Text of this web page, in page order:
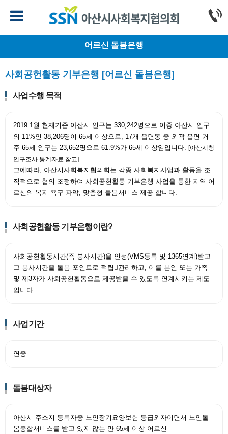
어르신 돌봄은행
사회공헌활동 기부은행 [어르신 돌봄은행]
사업수행 목적
2019.1월 현재기준 아산시 인구는 330,242명으로 이중 아산시 인구
의 11%인 38,206명이 65세 이상으로, 17개 읍면동 중 외곽 읍면 거
주 65세 인구는 23,652명으로 61.9%가 65세 이상임입니다. [아산시청
인구조사 통계자료 참고]
그에따라, 아산시사회복지협의회는 각종 사회복지사업과 활동을 조
직적으로 협의 조정하여 사회공헌활동 기부은행 사업을 통한 지역 어
르신의 복지 욕구 파악, 맞춤형 돌봄서비스 제공 합니다.
사회공헌활동 기부은행이란?
사회공헌활동시간(즉 봉사시간)을 인정(VMS등록 및 1365연계)받고
그 봉사시간을 돌봄 포인트로 적립관리하고, 이를 본인 또는 가족
및 제3자가 사회공헌활동으로 제공받을 수 있도록 연계시키는 제도
입니다.
사업기간
연중
돌봄대상자
아산시 주소지 등록자중 노인장기요양보험 등급외자이면서 노인돌
봄종합서비스를 받고 있지 않는 만 65세 이상 어르신